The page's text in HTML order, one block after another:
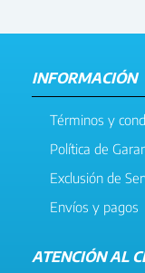
INFORMACIÓN
Términos y
Política de
Exclusión de
Envíos y pagos
ATENCIÓN AL